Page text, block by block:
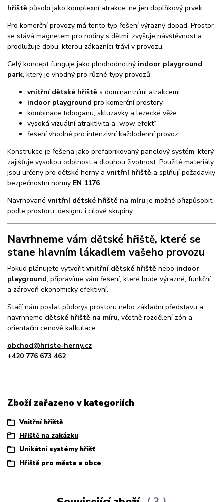
hřiště působí jako komplexní atrakce, ne jen doplňkový prvek.
Pro komerční provozy má tento typ řešení výrazný dopad. Prostor
se stává magnetem pro rodiny s dětmi, zvyšuje návštěvnost a
prodlužuje dobu, kterou zákazníci tráví v provozu.
Celý koncept funguje jako plnohodnotný indoor playground
park, který je vhodný pro různé typy provozů:
vnitřní dětské hřiště s dominantními atrakcemi
indoor playground pro komerční prostory
kombinace toboganu, skluzavky a lezecké věže
vysoká vizuální atraktivita a „wow efekt“
řešení vhodné pro intenzivní každodenní provoz
Konstrukce je řešena jako prefabrikovaný panelový systém, který
zajišťuje vysokou odolnost a dlouhou životnost. Použité materiály
jsou určeny pro dětské herny a vnitřní hřiště a splňují požadavky
bezpečnostní normy EN 1176.
Navrhované vnitřní dětské hřiště na míru je možné přizpůsobit
podle prostoru, designu i cílové skupiny.
Navrhneme vám dětské hřiště, které se
stane hlavním lákadlem vašeho provozu
Pokud plánujete vytvořitvnitřní dětské hřiště nebo indoor
playground, připravíme vám řešení, které bude výrazné, funkční
a zároveň ekonomicky efektivní.
Stačí nám poslat půdorys prostoru nebo základní představu a
navrhneme dětské hřiště na míru, včetně rozdělení zón a
orientační cenové kalkulace.
obchod@hriste-herny.cz
+420 776 673 462
Zboží zařazeno v kategoriích
Vnitřní hřiště
Hřiště na zakázku
Unikátní systémy hřišť
Hřiště pro města a obce